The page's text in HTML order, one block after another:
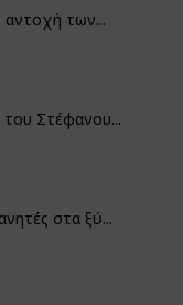
αντοχή των...
του Στέφανου...
στα ξύ...